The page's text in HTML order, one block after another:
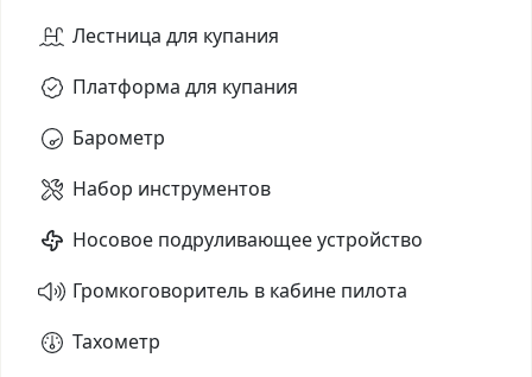
Лестница для купания
Платформа для купания
Барометр
Набор инструментов
Носовое подруливающее устройство
Громкоговоритель в кабине пилота
Тахометр